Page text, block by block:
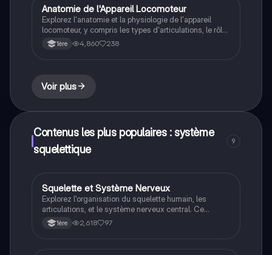
SVT
Anatomie de l'Appareil Locomoteur
Explorez l'anatomie et la physiologie de l'appareil
locomoteur, y compris les types d'articulations, le rôle
du cartilage et du liquide synovial, ainsi que les
pathologies comme l'arthrose. Ce document présente
Type : résumé.
1ère 4,860 238
Voir plus
Contenus les plus populaires : système
squelettique
9
ST2S
Squelette et Système Nerveux
Explorez l'organisation du squelette humain, les
articulations, et le système nerveux central. Ce
résumé couvre la radiologie, les nerfs, les neurones, et
les atteintes de l'appareil locomoteur, essentiel pour
1ère 2,618 97